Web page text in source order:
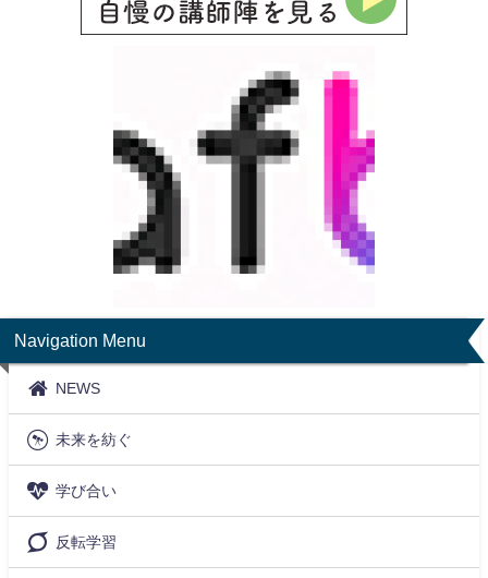
Navigation Menu
NEWS
未来を紡ぐ
学び合い
反転学習